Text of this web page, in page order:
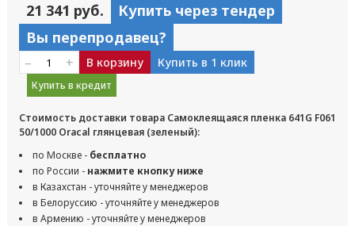
21 341 руб.
Купить через тендер
Вы перепродавец?
– + В корзину Купить в 1 клик
Купить в кредит
Стоимость доставки товара Самоклеящаяся пленка 641G F061
50/1000 Oracal глянцевая (зеленый):
по Москве - бесплатно
по России - нажмите кнопку ниже
в Казахстан - уточняйте у менеджеров
в Белоруссию - уточняйте у менеджеров
в Армению - уточняйте у менеджеров